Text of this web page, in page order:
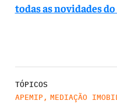
todas as novidades
TÓPICOS
APEMIP, MEDIAÇÃO